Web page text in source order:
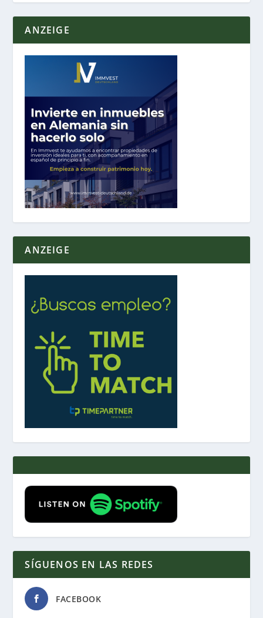
ANZEIGE
ANZEIGE
SÍGUENOS EN LAS REDES
FACEBOOK